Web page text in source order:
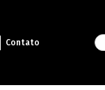
Contato